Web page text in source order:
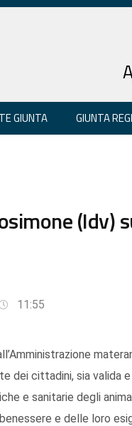
GIUNTA GIUNTA
(Idv)
11:55
dei cittadini, sia
e sanitarie degli
e delle loro